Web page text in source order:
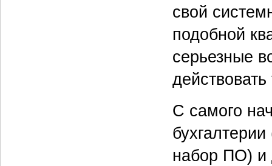
свой
подобной
серьезные
действовать
С самого
набор ПО) и